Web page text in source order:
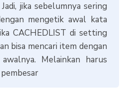
jika sebelumnya sering
mengetik awal kata
CACHEDLIST di setting
bisa mencari item dengan
Melainkan harus